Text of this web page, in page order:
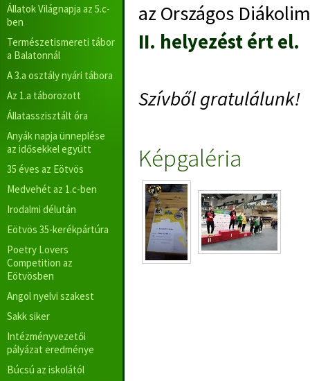
Állatok Világnapja az 5.c-
ben
Természetismereti tábor
a Balatonnál
A 3.a osztály nyári tábora
Az 1.a táborozott
Állatasszisztált óra
Anyák napja ünneplése
az idősekkel együtt
35 éves az Eötvös
Medvehét az 1.c-ben
Irodalmi délután
Eötvös 35-kerékpártúra
Poetry Lovers
Competition az
Eötvösben
Angol nyelvi szakest
Sakk siker
Intézményvezetői
pályázat eredménye
Búcsú az iskolától
az Országos
II. helyezést ért el.
Szívből gratulálunk!
Képgaléria